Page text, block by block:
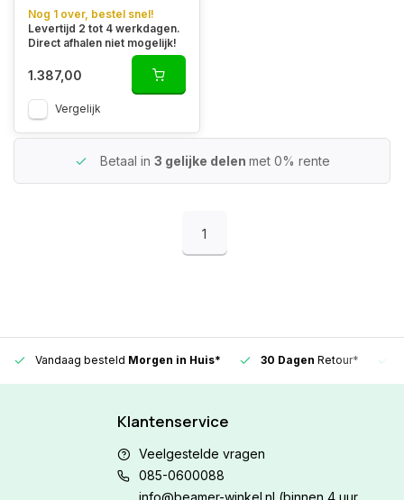
Nog 1 over, bestel snel!
Levertijd 2 tot 4 werkdagen.
Direct afhalen niet mogelijk!
1.387,00
Vergelijk
Betaal in 3 gelijke delen met 0% rente
1
Vandaag besteld Morgen in Huis* 30 Dagen Retour*
Klantenservice
Veelgestelde vragen
085-0600088
info@beamer-winkel.nl (binnen 4 uur